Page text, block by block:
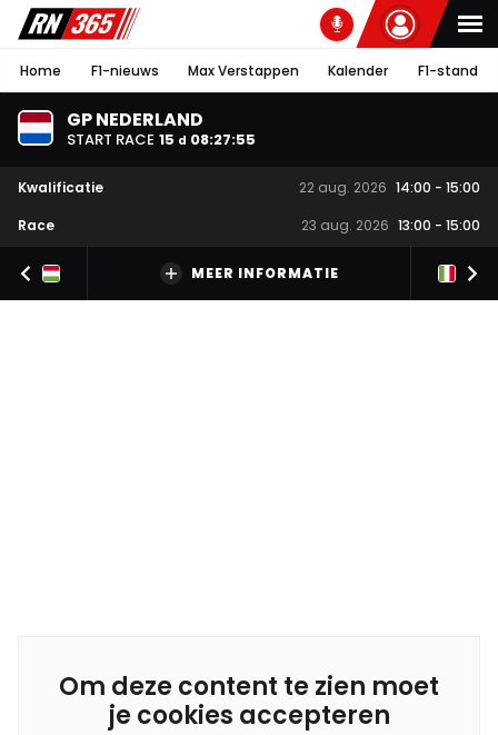
Home F1-nieuws Max Verstappen Kalender F1-stand
GP NEDERLAND
START RACE 15 d 08:27:54
Kwalificatie 22 aug. 2026 14:00 - 15:00
Race
23 aug. 2026 13:00 - 15:00
MEER INFORMATIE
Om deze content te zien moet
je cookies accepteren